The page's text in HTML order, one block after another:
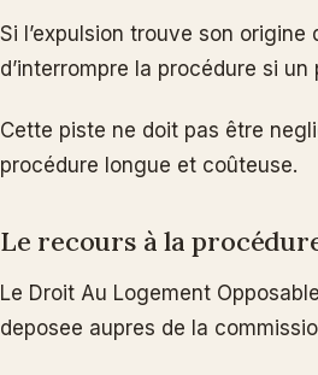
Si l’expulsion trouve son
d’interrompre la procédure si
Cette piste ne doit pas être
procédure longue et coûteuse.
Le recours à la
Le Droit Au Logement
deposee aupres de la